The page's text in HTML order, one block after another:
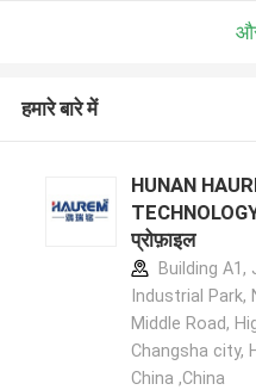
हमारे बारे में
HUNAN
प्रोफ़ाइल
Building A1,
Industrial Park,
Middle Road,
Changsha city,
China ,China